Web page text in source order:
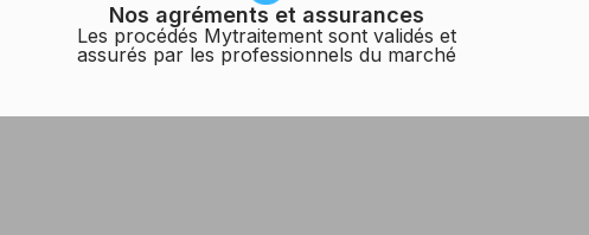
Nos agréments et assurances
Les procédés Mytraitement sont validés et
assurés par les professionnels du marché